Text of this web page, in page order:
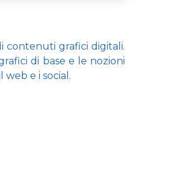
contenuti grafici digitali.
di base e le nozioni
e i social.